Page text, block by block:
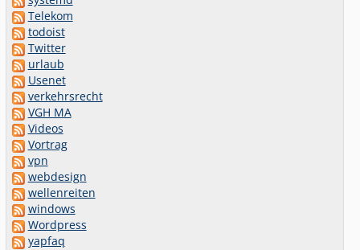
Telekom
todoist
Twitter
urlaub
Usenet
verkehrsrecht
VGH MA
Videos
Vortrag
vpn
webdesign
wellenreiten
windows
Wordpress
yapfaq